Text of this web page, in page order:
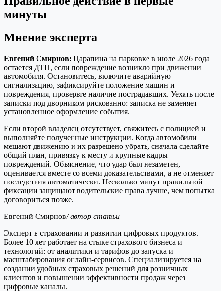
минуты
Мнение эксперта
Евгений Смирнов: Царапина на парковке в июле 2026 года
остается ДТП, если повреждение возникло при движении
автомобиля. Остановитесь, включите аварийную
сигнализацию, зафиксируйте положение машин и
повреждения, проверьте наличие пострадавших. Уехать после
записки под дворником рискованно: записка не заменяет
установленное оформление события.
Если второй владелец отсутствует, свяжитесь с полицией и
выполняйте полученные инструкции. Когда автомобили
мешают движению и их разрешено убрать, сначала сделайте
общий план, привязку к месту и крупные кадры
повреждений. Объяснение, что удар был незаметен,
оценивается вместе со всеми доказательствами, а не отменяет
последствия автоматически. Несколько минут правильной
фиксации защищают водительские права лучше, чем попытка
договориться позже.
Евгений Смирнов/ автор статьи
Эксперт в страховании и развитии цифровых продуктов.
Более 10 лет работает на стыке страхового бизнеса и
технологий: от аналитики и тарифов до запуска и
масштабирования онлайн-сервисов. Специализируется на
создании удобных страховых решений для розничных
клиентов и повышении эффективности продаж через
цифровые каналы.